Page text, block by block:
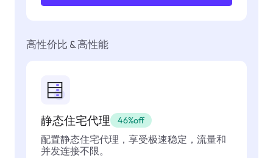
高性价比 & 高性能
静态住宅代理 46%off
配置静态住宅代理，享受极速稳定，流量和
并发连接不限。